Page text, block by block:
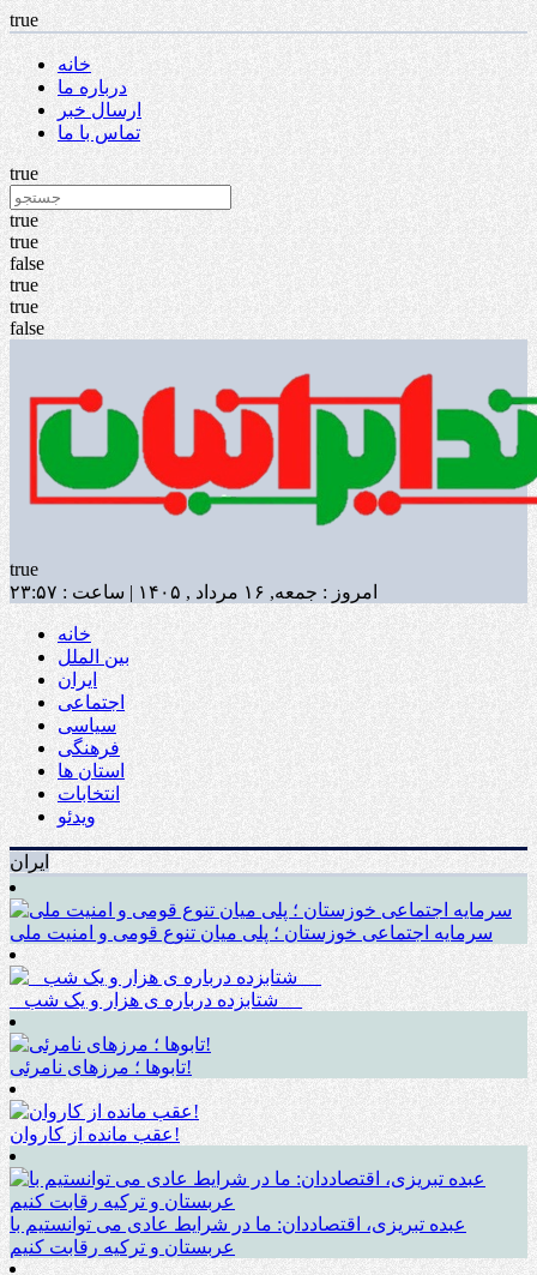
true
خانه
درباره ما
ارسال خبر
تماس با ما
true
true
true
false
true
true
false
true
امروز : جمعه, ۱۶ مرداد , ۱۴۰۵ | ساعت : ۲۳:۵۷
خانه
بین الملل
ایران
اجتماعی
سیاسی
فرهنگی
استان ها
انتخابات
ویدئو
ایران
سرمایه اجتماعی خوزستان ؛ پلی میان تنوع قومی و امنیت ملی
_ شتابزده درباره ی هزار و یک شب __
تابوها ؛ مرزهای نامرئی!
عقب مانده از کاروان!
عبده تبریزی، اقتصاددان: ما در شرایط عادی می توانستیم با
عربستان و ترکیه رقابت کنیم